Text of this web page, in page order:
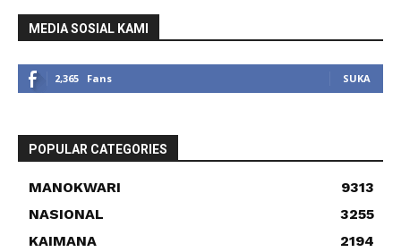
MEDIA SOSIAL KAMI
2,365 Fans SUKA
POPULAR CATEGORIES
MANOKWARI
9313
NASIONAL
3255
KAIMANA
2194